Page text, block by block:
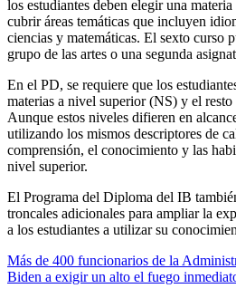
los estudiantes deben elegir una
cubrir áreas temáticas que incluyen
ciencias y matemáticas. El sexto curso
grupo de las artes o una segunda
En el PD, se requiere que los
materias a nivel superior (NS) y el
Aunque estos niveles difieren en
utilizando los mismos descriptores de
comprensión, el conocimiento y las
nivel superior.
El Programa del Diploma del IB
troncales adicionales para ampliar la
a los estudiantes a utilizar su
Más de 400 funcionarios de la
Biden a exigir un alto el fuego